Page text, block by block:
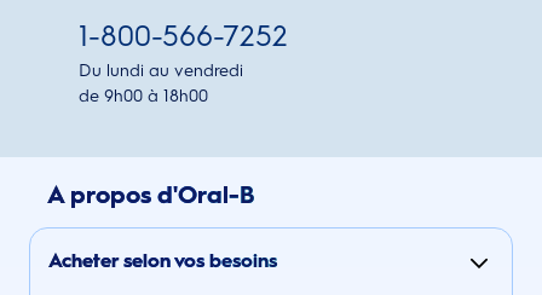
1-800-566-7252
Du lundi au vendredi
de 9h00 à 18h00
A propos d'Oral-B
Acheter selon vos besoins